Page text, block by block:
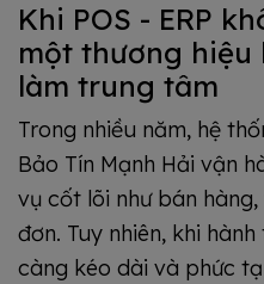
Khi POS - ERP
một thương hiệu
làm trung tâm
Trong nhiều năm, hệ
Bảo Tín Mạnh Hải vận
vụ cốt lõi như bán
đơn. Tuy nhiên, khi
càng kéo dài và phức